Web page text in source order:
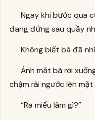
Ngay khi bước qua
đang đứng sau quầy
Không biết bà đã
Ánh mắt bà rơi
chậm rãi ngước lên mặt
“Ra miếu làm gì?”